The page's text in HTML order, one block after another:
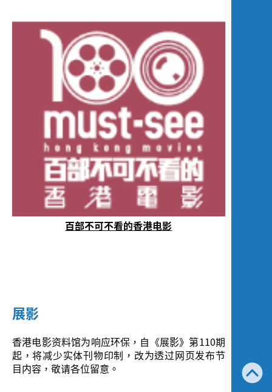
百部不可不看的香港电影
展影
香港电影资料馆为响应环保，自《展影》第110期
起，将减少实体刊物印制，改为透过网页发布节
目内容，敬请各位留意。